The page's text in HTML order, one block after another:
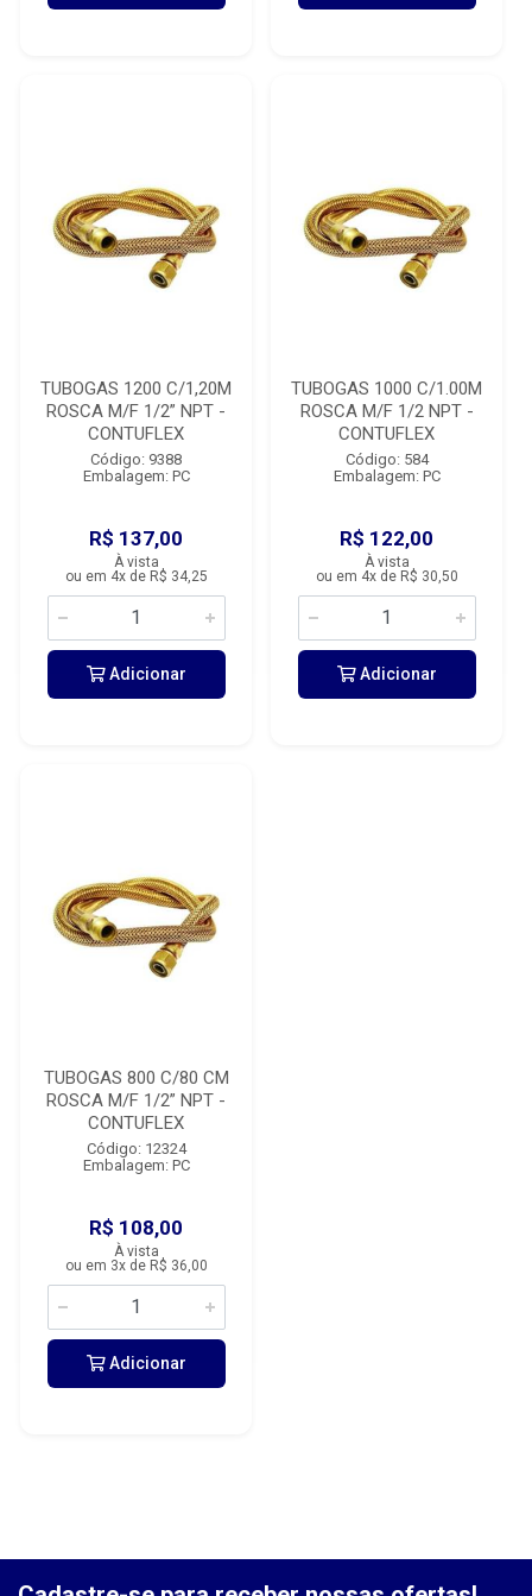
TUBOGAS 1200 C/1,20M
ROSCA M/F 1/2” NPT -
CONTUFLEX
Código: 9388
Embalagem: PC
R$ 137,00
À vista
ou em 4x de R$ 34,25
Adicionar
TUBOGAS 1000 C/1.00M
ROSCA M/F 1/2 NPT -
CONTUFLEX
Código: 584
Embalagem: PC
R$ 122,00
À vista
ou em 4x de R$ 30,50
Adicionar
TUBOGAS 800 C/80 CM
ROSCA M/F 1/2” NPT -
CONTUFLEX
Código: 12324
Embalagem: PC
R$ 108,00
À vista
ou em 3x de R$ 36,00
Adicionar